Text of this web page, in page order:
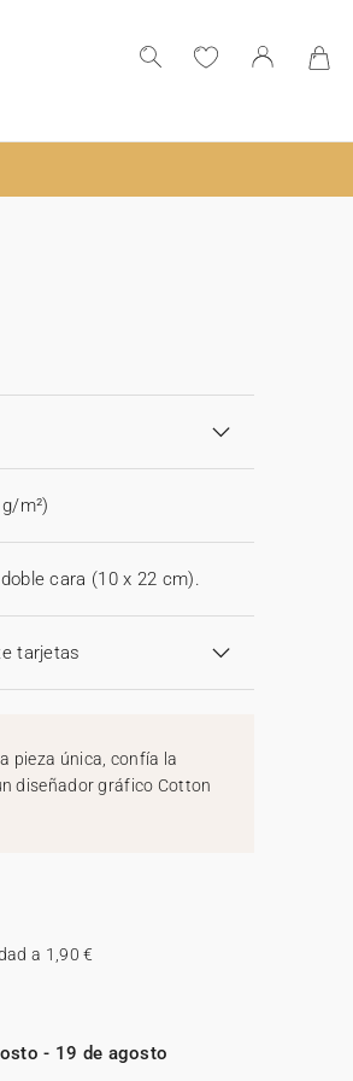
m²)
cara (10 x 22 cm).
tarjetas
pieza única, confía la
diseñador gráfico Cotton
a 1,90 €
- 19 de agosto